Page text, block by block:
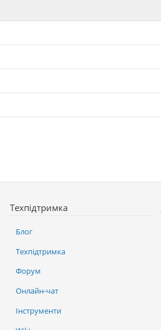
Техпідтримка
Блог
Техпідтримка
Форум
Онлайн-чат
Інструменти